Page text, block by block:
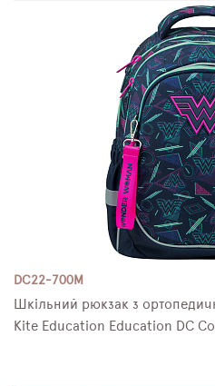
DC22-700M
Шкільний рюкзак з
Kite Education Education DC